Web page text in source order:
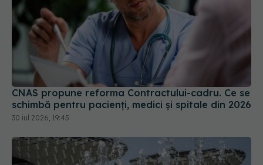
CNAS propune reforma Contractului-cadru. Ce se
schimbă pentru pacienți, medici și spitale din 2026
30 iul 2026, 19:45